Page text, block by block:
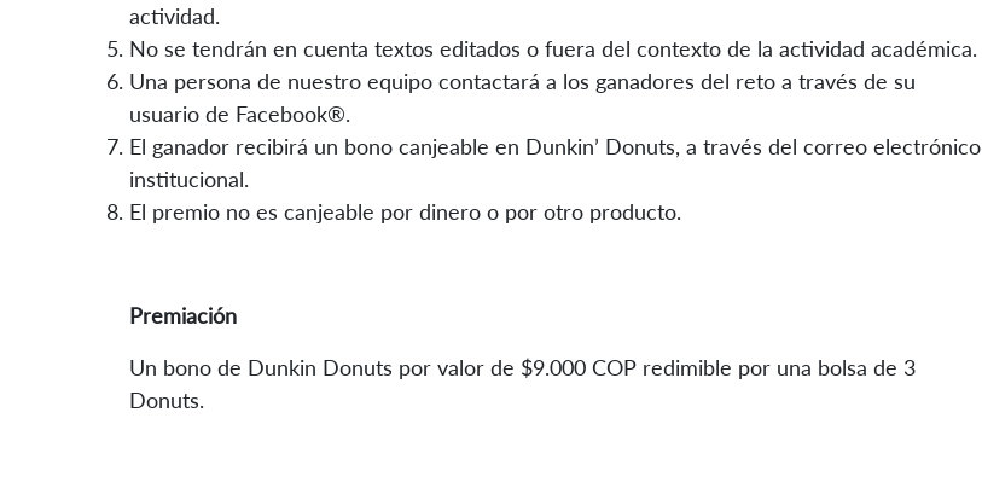
actividad.
No se tendrán en cuenta textos editados o fuera del contexto de la actividad académica.
Una persona de nuestro equipo contactará a los ganadores del reto a través de su
usuario de Facebook®.
El ganador recibirá un bono canjeable en Dunkin’ Donuts, a través del correo electrónico
institucional.
El premio no es canjeable por dinero o por otro producto.
Premiación
Un bono de Dunkin Donuts por valor de $9.000 COP redimible por una bolsa de 3
Donuts.